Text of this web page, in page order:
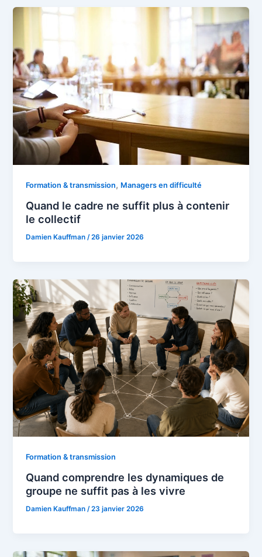
Formation & transmission, Managers en difficulté
Quand le cadre ne suffit plus à contenir
le collectif
Damien Kauffman /26 janvier 2026
Formation & transmission
Quand comprendre les dynamiques de
groupe ne suffit pas à les vivre
Damien Kauffman /23 janvier 2026